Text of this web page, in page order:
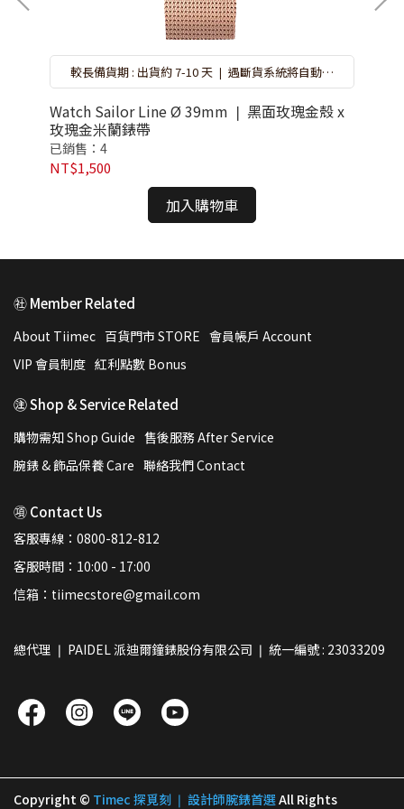
較長備貨期 : 出貨約 7-10 天 ❘ 遇斷貨系統將自動取
消訂單，再請重新選購 ❘ 錶盒隨機搭贈不挑款 ❘ 特
價品恕無保固
Watch Sailor Line Ø 39mm ❘ 黑面玫瑰金殼 x
玫瑰金米蘭錶帶
已銷售：4
NT$1,500
加入購物車
㊓ Member Related
About Tiimec 百貨門市 STORE 會員帳戶 Account
VIP 會員制度 紅利點數 Bonus
㊟ Shop & Service Related
購物需知 Shop Guide 售後服務 After Service
腕錶 & 飾品保養 Care 聯絡我們 Contact
㊠ Contact Us
客服專線：0800-812-812
客服時間：10:00 - 17:00
信箱：tiimecstore@gmail.com
總代理 ❘ PAIDEL 派迪爾鐘錶股份有限公司 ❘ 統一編號 : 23033209
Copyright © Timec 探覓刻 ❘ 設計師腕錶首選All Rights